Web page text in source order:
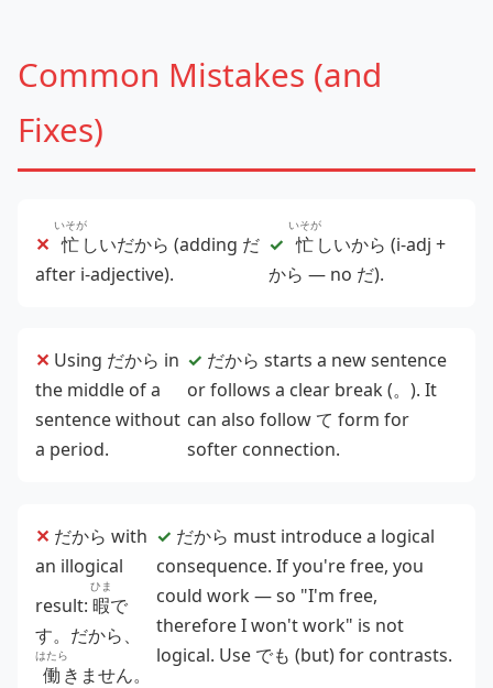
Common Mistakes (and
Fixes)
✕ 忙
いそが
しいだから (adding だ
after i‑adjective).
✓ 忙
いそが
しいから (i‑adj +
から — no だ).
✕ Using だから in
the middle of a
sentence without
a period.
✓ だから starts a new sentence
or follows a clear break (。). It
can also follow て form for
softer connection.
✕ だから with
an illogical
result: 暇
ひま
で
す。だから、
働
はたら
きません。
✓ だから must introduce a logical
consequence. If you're free, you
could work — so "I'm free,
therefore I won't work" is not
logical. Use でも (but) for contrasts.